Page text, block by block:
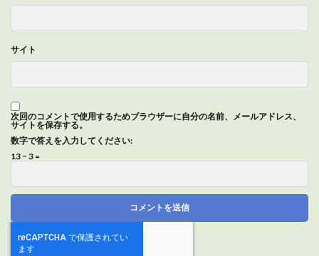
サイト
次回のコメントで使用するためブラウザーに自分の名前、メールアドレス、
サイトを保存する。
数字で答えを入力してください:
13 − 3 =